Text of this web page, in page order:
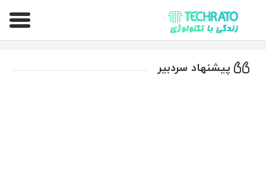
تکراتو – زندگی با تکنولوژی
پیشنهاد سردبیر